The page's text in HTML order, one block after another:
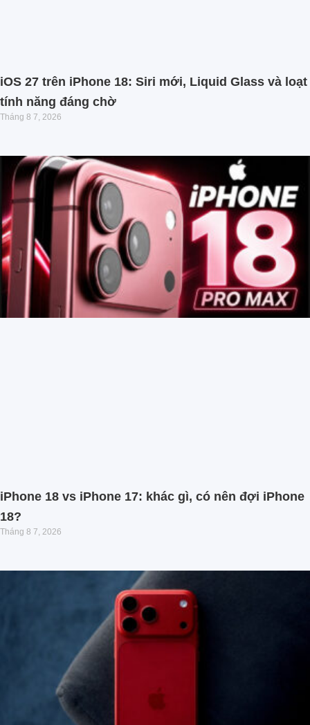
iOS 27 trên iPhone 18: Siri mới, Liquid Glass và loạt
tính năng đáng chờ
Tháng 8 7, 2026
iPhone 18 vs iPhone 17: khác gì, có nên đợi iPhone
18?
Tháng 8 7, 2026